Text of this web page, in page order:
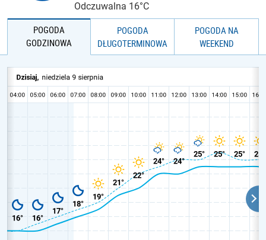
Odczuwalna 16°C
POGODA
GODZINOWA
POGODA
DŁUGOTERMINOWA
POGODA NA
WEEKEND